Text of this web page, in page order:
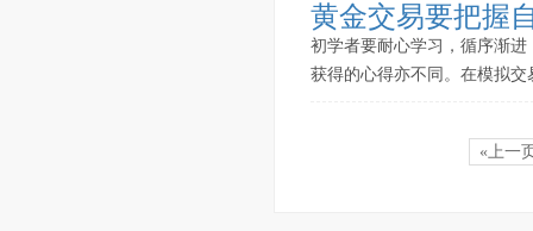
黄金交易要把握
初学者要耐心学习，循序渐
获得的心得亦不同。在模拟
«上一